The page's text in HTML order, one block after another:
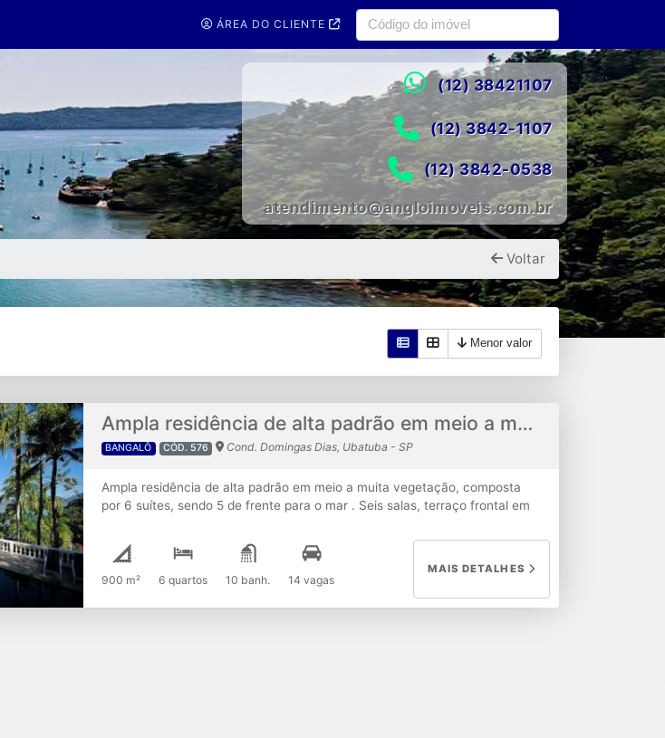
ÁREA DO CLIENTE
(12) 38421107
(12) 3842-1107
(12) 3842-0538
atendimento@angloimoveis.com.br
Voltar
Menor valor
Ampla residência de alta padrão em meio a muita vegetação!!!
BANGALÔ CÓD. 576 Cond. Domingas Dias, Ubatuba - SP
Ampla residência de alta padrão em meio a muita vegetação, composta
por 6 suítes, sendo 5 de frente para o mar . Seis salas, terraço frontal em
quadra de tênis, amplo jardim e entrada para diversos carros, sendo 4
vagas coberta. Casa de caseiro. 900 m2 de área construída 3.000,00 m2
de terreno Dis. Mar: 200 metros
900 m² 6 quartos 10 banh. 14 vagas
MAIS DETALHES